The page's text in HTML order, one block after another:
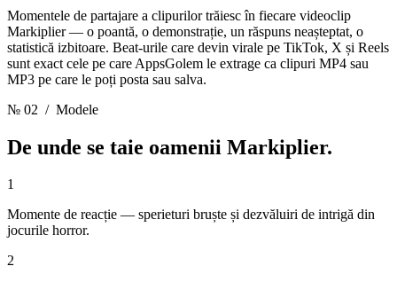
Momentele de partajare a clipurilor trăiesc în fiecare videoclip
Markiplier — o poantă, o demonstrație, un răspuns neașteptat, o
statistică izbitoare. Beat-urile care devin virale pe TikTok, X și Reels
sunt exact cele pe care AppsGolem le extrage ca clipuri MP4 sau
MP3 pe care le poți posta sau salva.
№ 02 / Modele
De unde se taie oamenii Markiplier.
1
Momente de reacție — sperieturi bruște și dezvăluiri de intrigă din
jocurile horror.
2